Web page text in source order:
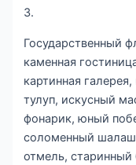
3.
Государственный
каменная
картинная
тулуп, искусный
фонарик, юный
соломенный
отмель, старинный